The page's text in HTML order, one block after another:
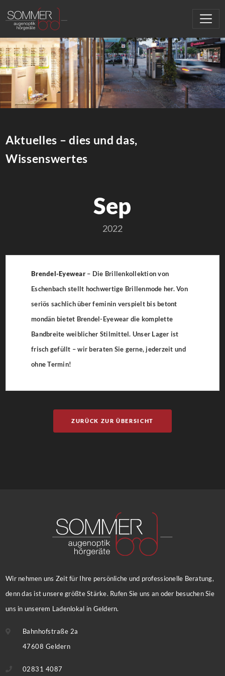
Aktuelles – dies und das,
Wissenswertes
Sep
2022
Brendel-Eyewear– Die Brillenkollektion von
Eschenbach stellt hochwertige Brillenmode her. Von
seriös sachlich über feminin verspielt bis betont
mondän bietet Brendel-Eyewear die komplette
Bandbreite weiblicher Stilmittel. Unser Lager ist
frisch gefüllt – wir beraten Sie gerne, jederzeit und
ohne Termin!
ZURÜCK ZUR ÜBERSICHT
Wir nehmen uns Zeit für Ihre persönliche und professionelle Beratung,
denn das ist unsere größte Stärke. Rufen Sie uns an oder besuchen Sie
uns in unserem Ladenlokal in Geldern.
Bahnhofstraße 2a
47608 Geldern
02831 4087